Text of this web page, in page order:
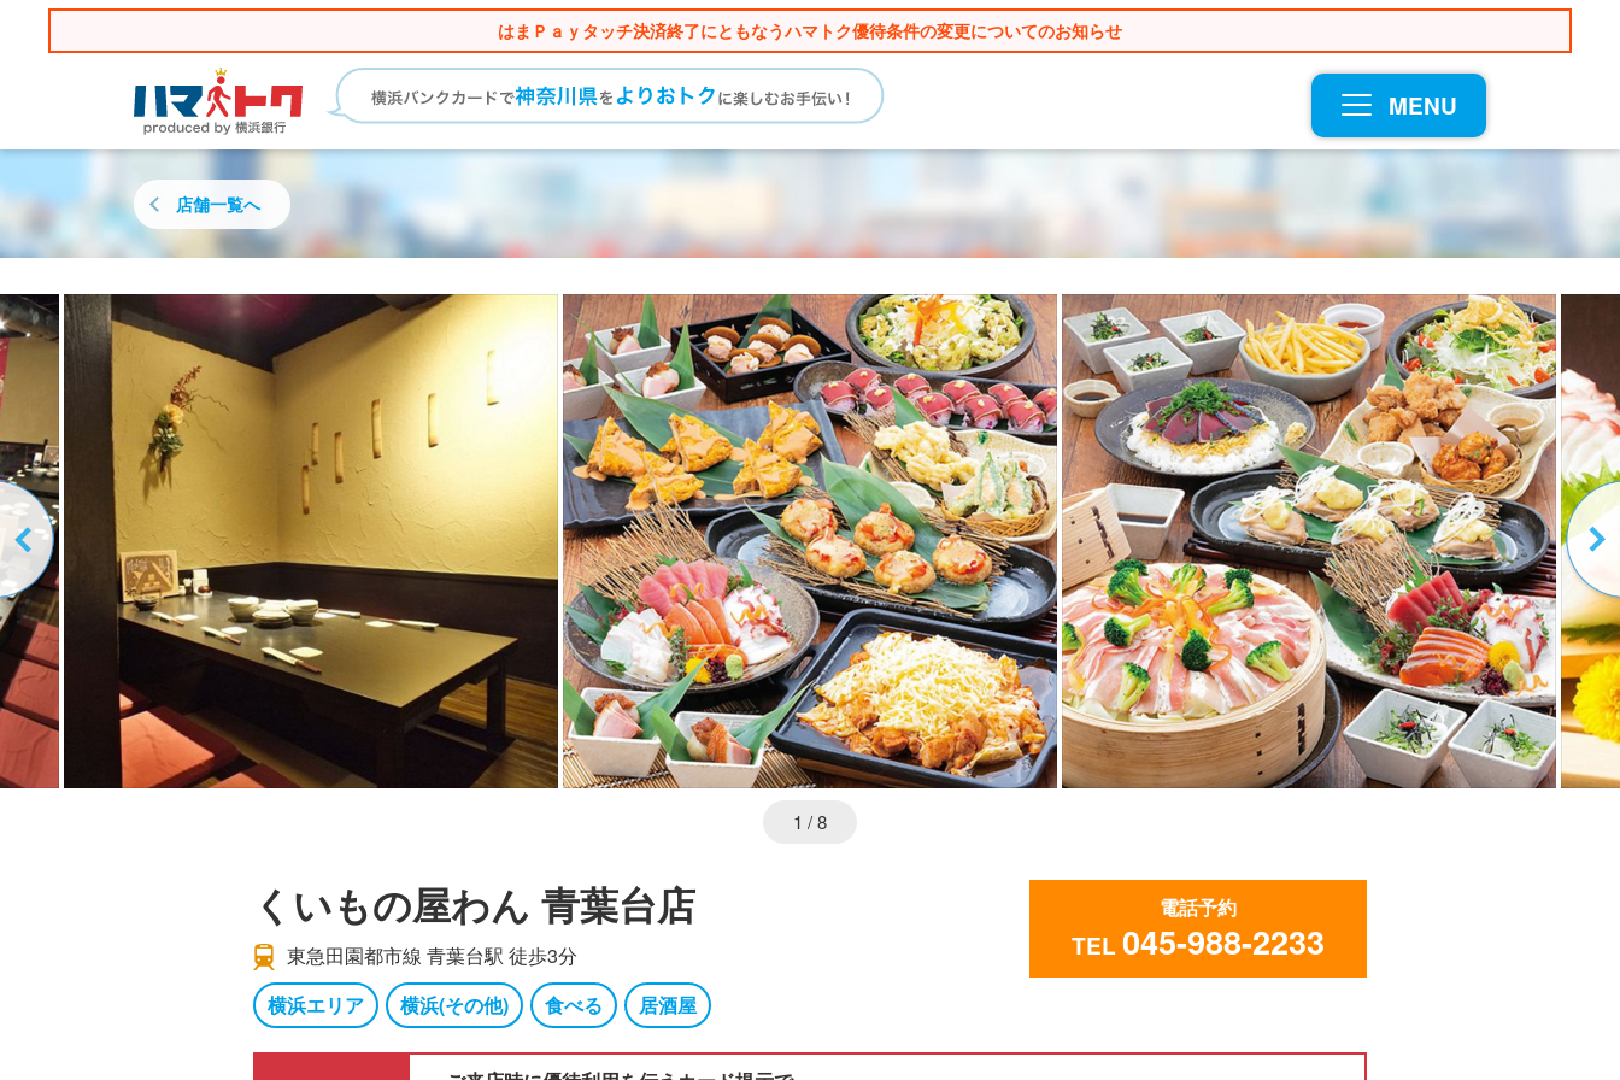
はまＰａｙタッチ決済終了にともなうハマトク優待条件の変更についてのお知らせ
MENU
店舗一覧へ
1 / 8
くいもの屋わん 青葉台店
東急田園都市線 青葉台駅 徒歩3分
横浜エリア
横浜(その他) 食べる 居酒屋
電話予約
TEL 045-988-2233